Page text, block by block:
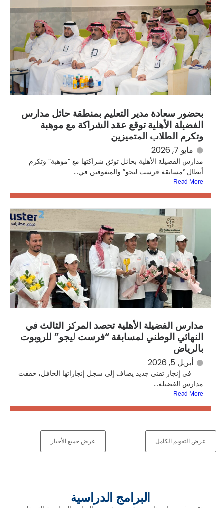
بحضور سعادة مدير التعليم بمنطقة حائل مدارس
الفضيلة الأهلية توقع عقد الشراكة مع موهبة
وتكرم الطلاب المتميزين
مايو 7, 2026
مدارس الفضيلة الأهلية بحائل توثق شراكتها مع “موهبة” وتكرم
أبطال “مسابقة فرست ليجو” والمتفوقين في...
Read More
مدارس الفضيلة الأهلية تحصد المركز الثالث في
النهائي الوطني لمسابقة “فرست ليجو” للروبوت
بالرياض
أبريل 5, 2026
في إنجاز تقني جديد يضاف إلى سجل إنجازاتها الحافل، حققت
مدارس الفضيلة...
Read More
عرض التقويم الكامل عرض جميع الأخبار
البرامج الدراسية